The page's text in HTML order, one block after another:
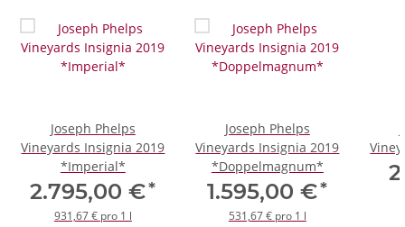
Joseph Phelps
Vineyards Insignia 2019
*Imperial*
2.795,00 €*
931,67 € pro 1 l
Joseph Phelps
Vineyards Insignia 2019
*Doppelmagnum*
1.595,00 €*
531,67 € pro 1 l